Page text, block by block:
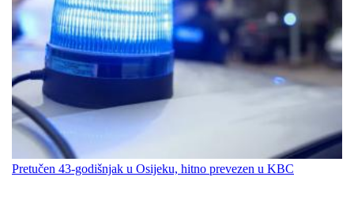
Pretučen 43-godišnjak u Osijeku, hitno prevezen u KBC